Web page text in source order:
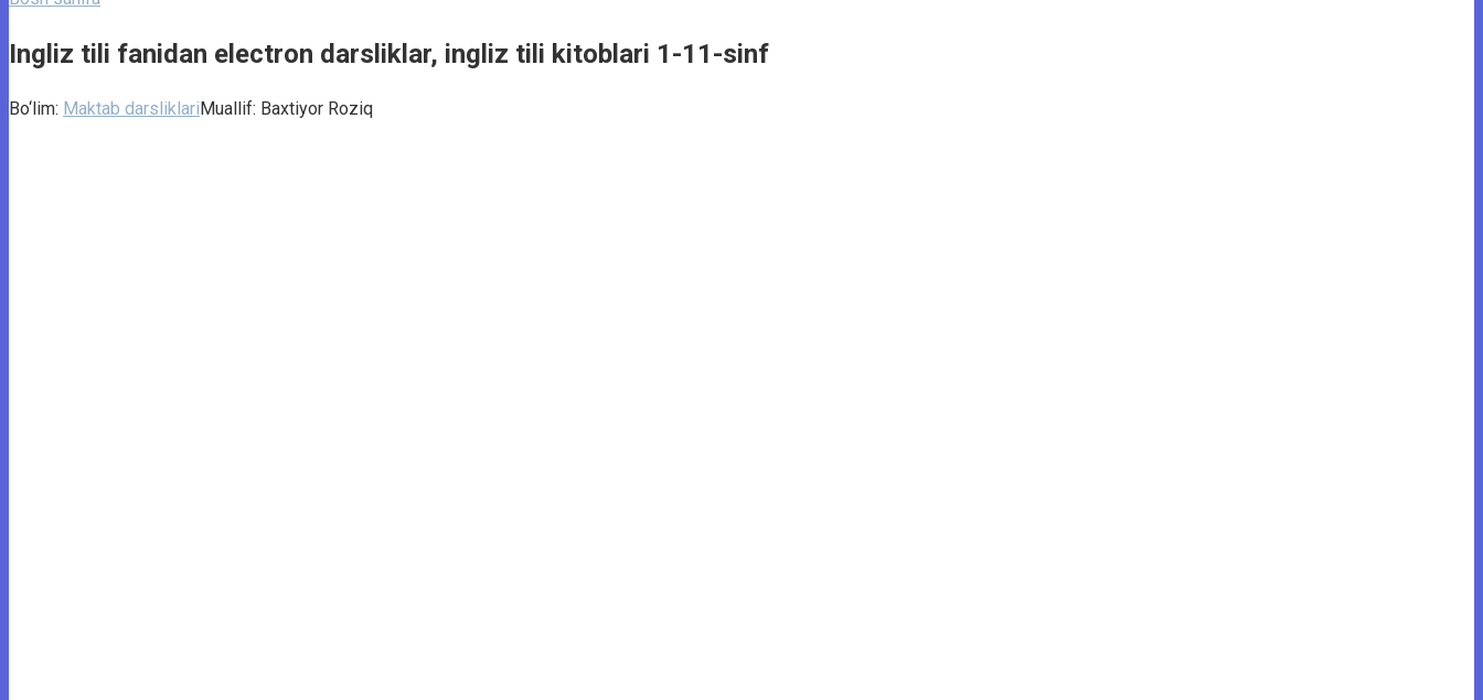
Ingliz tili fanidan electron darsliklar, ingliz tili kitoblari 1-11-sinf
Bo‘lim: Maktab darsliklariMuallif: Baxtiyor Roziq